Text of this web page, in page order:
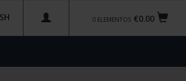
€0.00
0 ELEMENTOS